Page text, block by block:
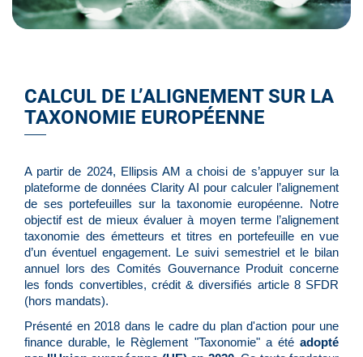
CALCUL DE L’ALIGNEMENT SUR LA
TAXONOMIE EUROPÉENNE
​​​​​​​A partir de 2024, Ellipsis AM a choisi de s’appuyer sur la
plateforme de données Clarity AI pour calculer l’alignement
de ses portefeuilles sur la taxonomie européenne. Notre
objectif est de mieux évaluer à moyen terme l’alignement
taxonomie des émetteurs et titres en portefeuille en vue
d’un éventuel engagement. Le suivi semestriel et le bilan
annuel lors des Comités Gouvernance Produit concerne
les fonds convertibles, crédit & diversifiés article 8 SFDR
(hors mandats).
Présenté en 2018 dans le cadre du plan d'action pour une
finance durable, le Règlement "Taxonomie"a étéadopté